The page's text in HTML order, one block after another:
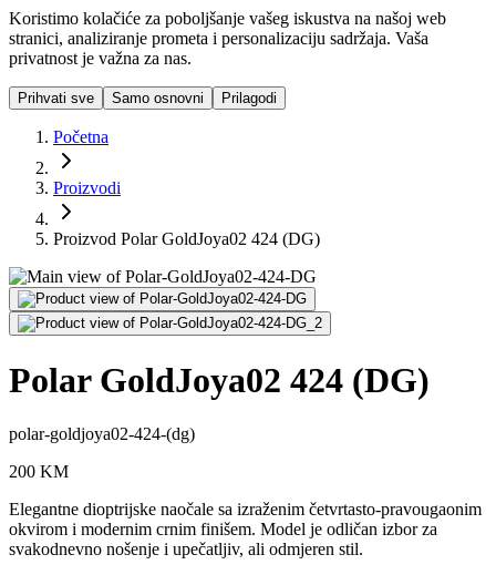
Koristimo kolačiće za poboljšanje vašeg iskustva na našoj web
stranici, analiziranje prometa i personalizaciju sadržaja. Vaša
privatnost je važna za nas.
Prihvati sve Samo osnovni Prilagodi
Početna
Proizvodi
Proizvod Polar GoldJoya02 424 (DG)
Polar GoldJoya02 424 (DG)
polar-goldjoya02-424-(dg)
200 KM
Elegantne dioptrijske naočale sa izraženim četvrtasto-pravougaonim
okvirom i modernim crnim finišem. Model je odličan izbor za
svakodnevno nošenje i upečatljiv, ali odmjeren stil.